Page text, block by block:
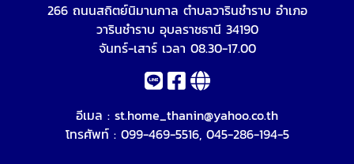
266 ถนนสถิตย์นิมานกาล ตำบลวารินชำราบ อำเภอ
วารินชำราบ อุบลราชธานี 34190
จันทร์-เสาร์ เวลา 08.30-17.00
อีเมล : st.home_thanin@yahoo.co.th
โทรศัพท์ : 099-469-5516, 045-286-194-5